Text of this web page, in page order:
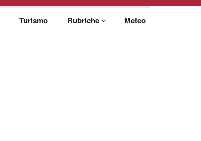
Turismo Rubriche Meteo